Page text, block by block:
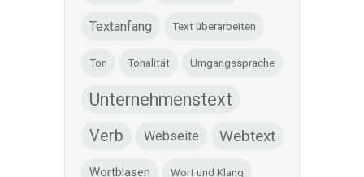
Textanfang Text überarbeiten
Ton Tonalität Umgangssprache
Unternehmenstext
Verb Webseite Webtext
Wortblasen Wort und Klang